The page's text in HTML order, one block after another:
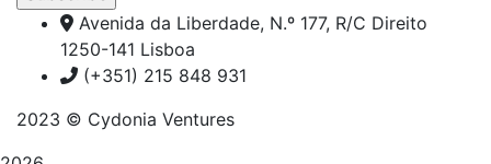
Avenida da Liberdade, N.º 177, R/C Direito
1250-141 Lisboa
(+351) 215 848 931
2023 © Cydonia Ventures